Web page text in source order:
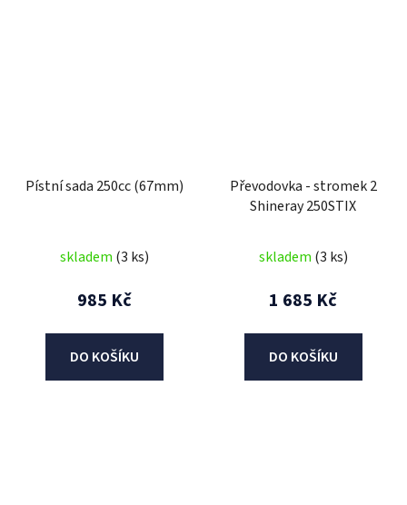
Pístní sada 250cc (67mm)
skladem (3 ks)
985 Kč
DO KOŠÍKU
Převodovka - stromek 2
Shineray 250STIX
skladem (3 ks)
1 685 Kč
DO KOŠÍKU